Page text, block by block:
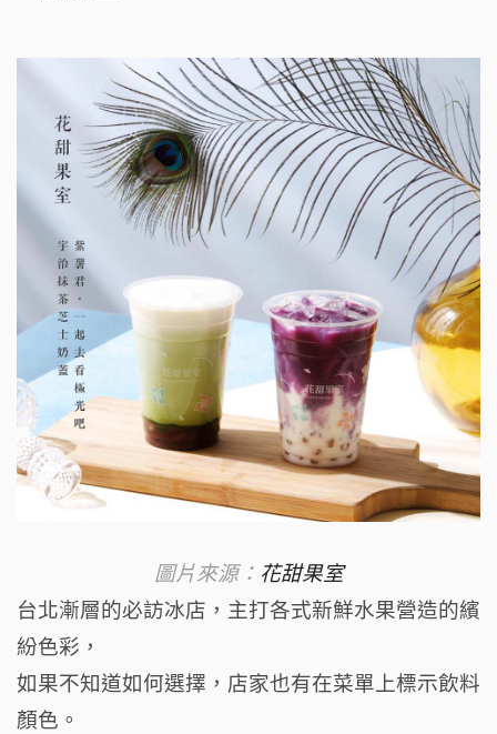
圖片來源： 花甜果室
台北漸層的必訪冰店， 主打各式新鮮水果營造的繽
紛色彩，
如果不知道如何選擇， 店家也有在菜單上標示飲料
顏色。